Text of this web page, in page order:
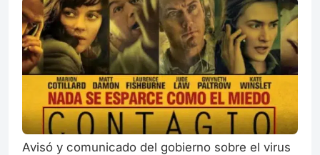
Avisó y comunicado del gobierno sobre el virus